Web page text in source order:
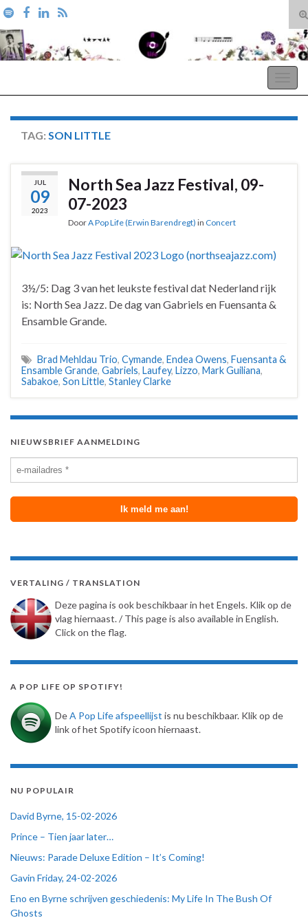
Search for:
TAG: SON LITTLE
JUL
09
2023
North Sea Jazz Festival, 09-
07-2023
DoorA Pop Life (Erwin Barendregt) in Concert
3½/5: Dag 3 van het leukste festival dat Nederland rijk
is: North Sea Jazz. De dag van Gabriels en Fuensanta &
Ensamble Grande.
Brad Mehldau Trio, Cymande, Endea Owens, Fuensanta &
Ensamble Grande, Gabriels, Laufey, Lizzo, Mark Guiliana,
Sabakoe, Son Little, Stanley Clarke
NIEUWSBRIEF AANMELDING
VERTALING / TRANSLATION
Deze pagina is ook beschikbaar in het Engels. Klik op de
vlag hiernaast. / This page is also available in English.
Click on the flag.
A POP LIFE OP SPOTIFY!
DeA Pop Life afspeellijst is nu beschikbaar. Klik op de
link of het Spotify icoon hiernaast.
NU POPULAIR
David Byrne, 15-02-2026
Prince – Tien jaar later…
Nieuws: Parade Deluxe Edition – It’s Coming!
Gavin Friday, 24-02-2026
Eno en Byrne schrijven geschiedenis: My Life In The Bush Of
Ghosts